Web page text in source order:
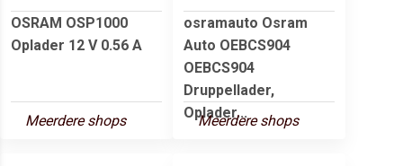
OSRAM OSP1000
Oplader 12 V 0.56 A
Meerdere shops
osramauto Osram
Auto OEBCS904
OEBCS904
Druppellader,
Oplader...
Meerdere shops